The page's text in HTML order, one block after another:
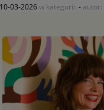
10-03-2026w kategorii: - autor: